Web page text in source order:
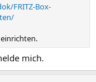
FRITZ-Box-
mich.